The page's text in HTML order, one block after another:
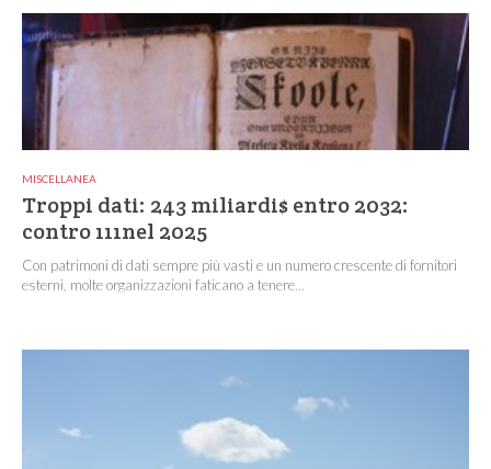
MISCELLANEA
Troppi dati: 243 miliardi$ entro 2032:
contro 111nel 2025
Con patrimoni di dati sempre più vasti e un numero crescente di fornitori
esterni, molte organizzazioni faticano a tenere...